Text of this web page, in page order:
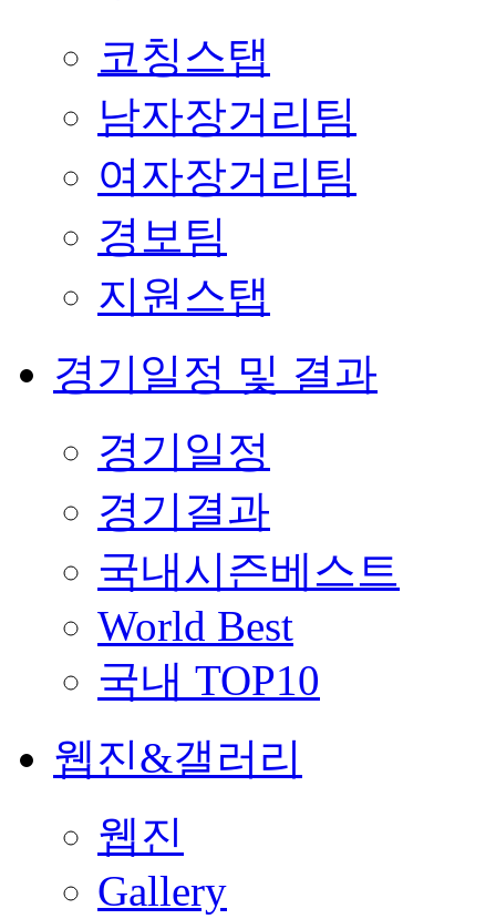
코칭스탭
남자장거리팀
여자장거리팀
경보팀
지원스탭
경기일정 및 결과
경기일정
경기결과
국내시즌베스트
World Best
국내 TOP10
웹진&갤러리
웹진
Gallery